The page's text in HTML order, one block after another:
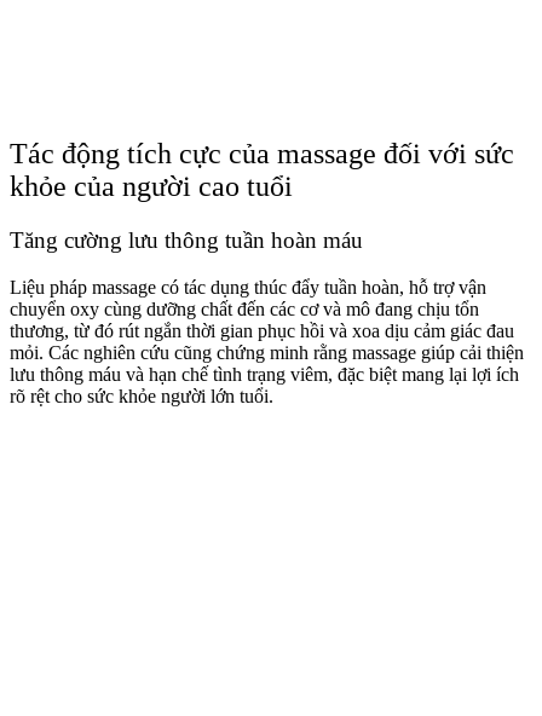
Tác động tích cực của massage đối với sức
khỏe của người cao tuổi
Tăng cường lưu thông tuần hoàn máu
Liệu pháp massage có tác dụng thúc đẩy tuần hoàn, hỗ trợ vận
chuyển oxy cùng dưỡng chất đến các cơ và mô đang chịu tổn
thương, từ đó rút ngắn thời gian phục hồi và xoa dịu cảm giác đau
mỏi. Các nghiên cứu cũng chứng minh rằng massage giúp cải thiện
lưu thông máu và hạn chế tình trạng viêm, đặc biệt mang lại lợi ích
rõ rệt cho sức khỏe người lớn tuổi.